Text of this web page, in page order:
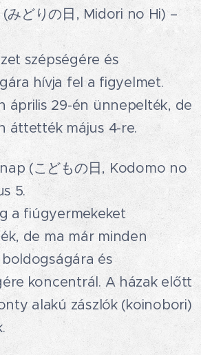
みどりの日, Midori no Hi) –
szépségére és
hívja fel a figyelmet.
április 29-én ünnepelték, de
áttették május 4-re.
(こどもの日, Kodomo no
5.🎏
a fiúgyermekeket
de ma már minden
és
koncentrál. A házak előtt
alakú zászlók (koinobori)